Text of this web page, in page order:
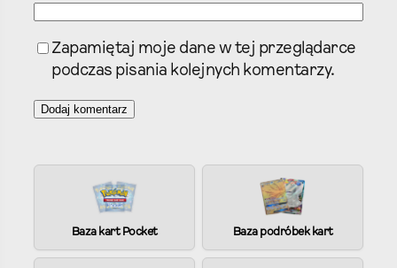
Zapamiętaj moje dane w tej przeglądarce
podczas pisania kolejnych komentarzy.
l
n
Baza kart Pocket Baza podróbek kart